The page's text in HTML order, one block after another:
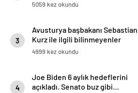
5059 kez okundu
3
Avusturya başbakanı Sebastian
Kurz ile ilgili bilinmeyenler
4999 kez okundu
4
Joe Biden 6 aylık hedeflerini
açıkladı. Senato buz gibi…